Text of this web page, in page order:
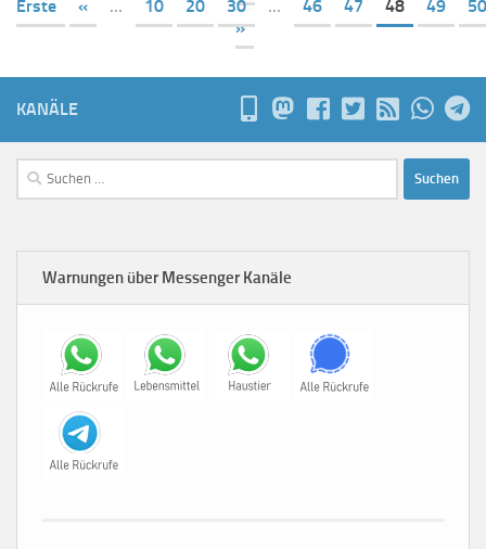
Erste « ... 10 20 30 ... 46 47 48 49
50
»
KANÄLE
Suchen
nach:
Warnungen über Messenger Kanäle